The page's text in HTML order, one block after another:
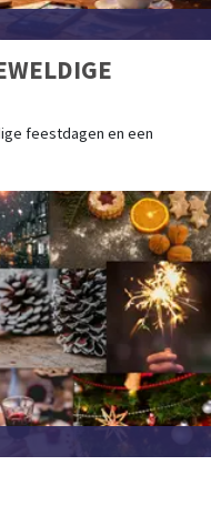
feestdagen en een